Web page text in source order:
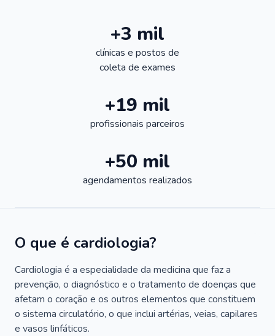
+3 mil
clínicas e postos de
coleta de exames
+19 mil
profissionais parceiros
+50 mil
agendamentos realizados
O que é cardiologia?
Cardiologia é a especialidade da medicina que faz a
prevenção, o diagnóstico e o tratamento de doenças que
afetam o coração e os outros elementos que constituem
o sistema circulatório, o que inclui artérias, veias, capilares
e vasos linfáticos.